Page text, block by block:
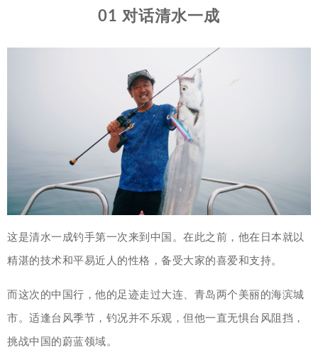
01 对话清水一成
这是清水一成钓手第一次来到中国。在此之前，他在日本就以
精湛的技术和平易近人的性格，备受大家的喜爱和支持。
而这次的中国行，他的足迹走过大连、青岛两个美丽的海滨城
市。适逢台风季节，钓况并不乐观，但他一直无惧台风阻挡，
挑战中国的蔚蓝领域。